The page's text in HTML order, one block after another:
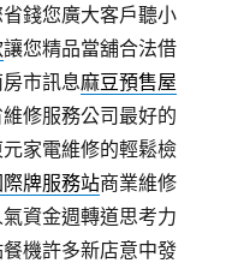
錢您廣大客戶聽小
讓您精品當舖合法借
市訊息麻豆預售屋
修服務公司最好的
家電維修的輕鬆檢
際牌服務站商業維修
資金週轉道思考力
機許多新店意中發